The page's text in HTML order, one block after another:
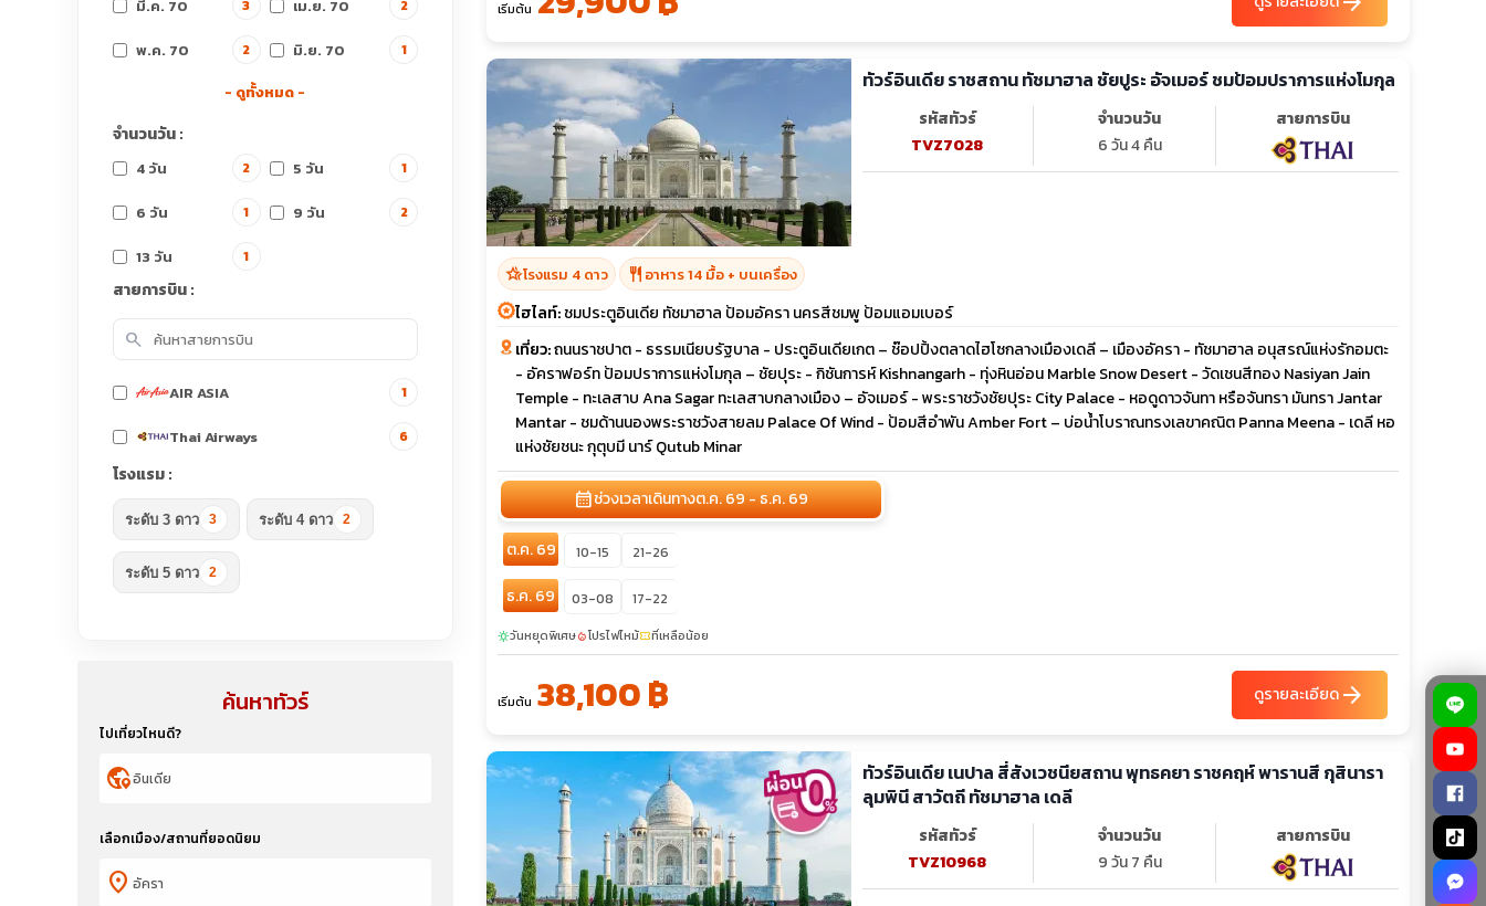
มี.ค. 70 3 เม.ย. 70 2
พ.ค. 70 2 มิ.ย. 70 1
- ดูทั้งหมด -
จำนวนวัน :
4 วัน 2 5 วัน 1
6 วัน 1 9 วัน 2
13 วัน 1
สายการบิน :
search
AIR ASIA 1
Thai Airways 6
โรงแรม :
ระดับ 3 ดาว 3 ระดับ 4 ดาว 2
ระดับ 5 ดาว 2
ค้นหาทัวร์
ไปเที่ยวไหนดี?
globe_location_pin
เลือกเมือง/สถานที่ยอดนิยม
location_on
เริ่มต้น
ทัวร์อินเดีย ราชสถาน ทัชมาฮาล ชัยปูระ อัจเมอร์ ชมป้อมปราการแห่งโมกุล
รหัสทัวร์
TVZ7028
จำนวนวัน
6 วัน 4 คืน
สายการบิน
hotel_classโรงแรม 4 ดาว restaurant อาหาร 14 มื้อ + บนเครื่อง
ไฮไลท์:ชมประตูอินเดีย ทัชมาฮาล ป้อมอัครา นครสีชมพู ป้อมแอมเบอร์
เที่ยว:ถนนราชปาต - ธรรมเนียบรัฐบาล - ประตูอินเดียเกต – ช๊อปปิ้งตลาดไฮโซกลางเมืองเดลี – เมืองอัครา - ทัชมาฮาล อนุสรณ์แห่งรักอมตะ
- อัคราฟอร์ท ป้อมปราการแห่งโมกุล – ชัยปุระ - กิชันการห์ Kishnangarh - ทุ่งหินอ่อน Marble Snow Desert - วัดเชนสีทอง Nasiyan Jain
Temple - ทะเลสาบ Ana Sagar ทะเลสาบกลางเมือง – อัจเมอร์ - พระราชวังชัยปุระ City Palace - หอดูดาวจันทา หรือจันทรา มันทรา Jantar
Mantar - ชมด้านนองพระราชวังสายลม Palace Of Wind - ป้อมสีอำพัน Amber Fort – บ่อน้ำโบราณทรงเลขาคณิต Panna Meena - เดลี หอ
แห่งชัยชนะ กุตุบมี นาร์ Qutub Minar
calendar_monthช่วงเวลาเดินทางต.ค. 69 - ธ.ค. 69
ต.ค. 69 10-15 21-26
ธ.ค. 69 03-08 17-22
sunnyวันหยุดพิเศษlocal_fire_departmentโปรไฟไหม้confirmation_numberที่เหลือน้อย
เริ่มต้น 38,100 ฿ ดูรายละเอียดarrow_forward
ทัวร์อินเดีย เนปาล สี่สังเวชนียสถาน พุทธคยา ราชคฤห์ พารานสี กุสินารา
ลุมพินี สาวัตถี ทัชมาฮาล เดลี
รหัสทัวร์
TVZ10968
จำนวนวัน
9 วัน 7 คืน
สายการบิน